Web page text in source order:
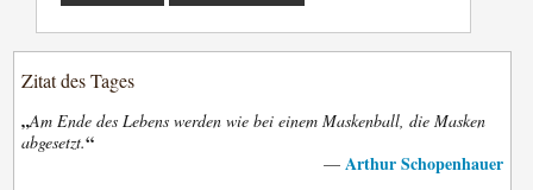
Zitat des Tages
„Am Ende des Lebens werden wie bei einem Maskenball, die Masken
abgesetzt.“
— Arthur Schopenhauer